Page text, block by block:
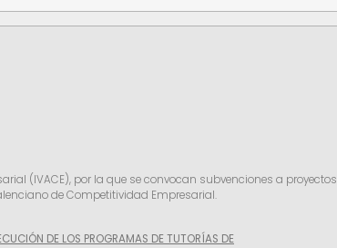
(IVACE), por la que se convocan subvenciones a proyectos
de Competitividad Empresarial.
DE LOS PROGRAMAS DE TUTORÍAS DE